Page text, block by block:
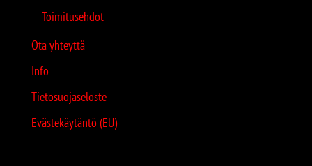
Toimitusehdot
Ota yhteyttä
Info
Tietosuojaseloste
Evästekäytäntö (EU)